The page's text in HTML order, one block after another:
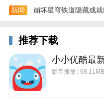
新闻 崩坏星穹铁道隐藏成
推荐下载
影音播放 | 68.11MB